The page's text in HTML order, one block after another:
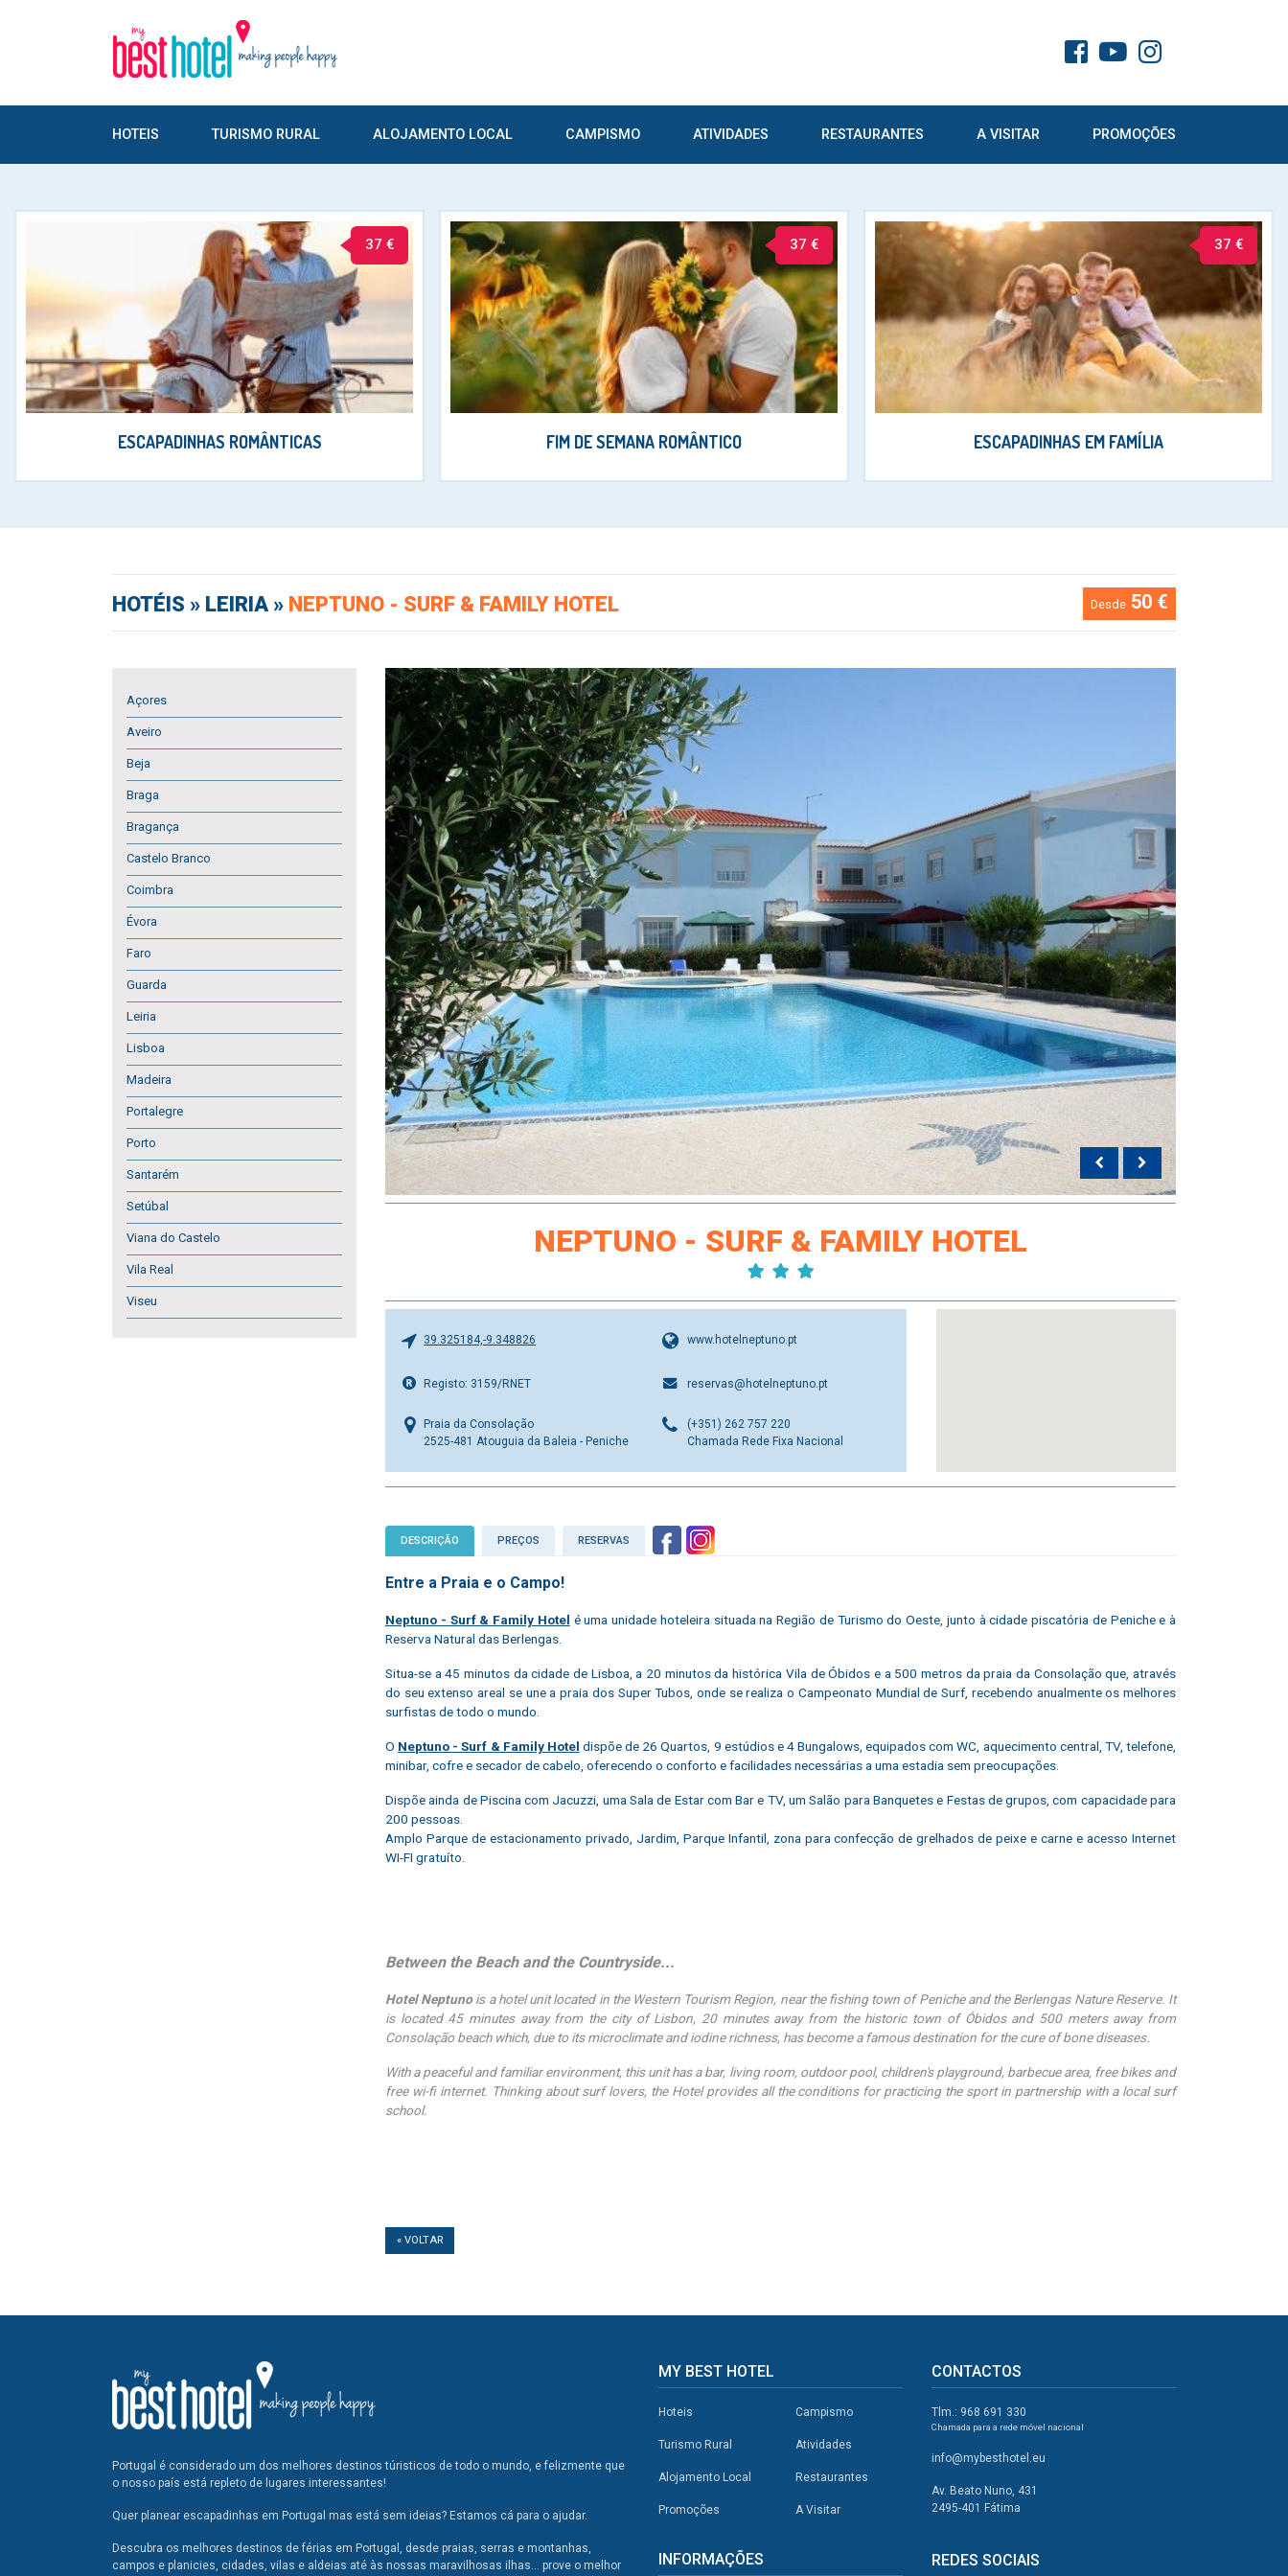
HOTEIS TURISMO RURAL ALOJAMENTO LOCAL CAMPISMO ATIVIDADES RESTAURANTES A VISITAR PROMOÇÕES
37 €
ESCAPADINHAS ROMÂNTICAS
37 €
FIM DE SEMANA ROMÂNTICO
37 €
ESCAPADINHAS EM FAMÍLIA
HOTÉIS » LEIRIA » NEPTUNO - SURF & FAMILY HOTEL Desde 50 €
Açores
Aveiro
Beja
Braga
Bragança
Castelo Branco
Coimbra
Évora
Faro
Guarda
Leiria
Lisboa
Madeira
Portalegre
Porto
Santarém
Setúbal
Viana do Castelo
Vila Real
Viseu
NEPTUNO - SURF & FAMILY HOTEL
39.325184,-9.348826
Registo: 3159/RNET
Praia da Consolação
2525-481 Atouguia da Baleia - Peniche
www.hotelneptuno.pt
reservas@hotelneptuno.pt
(+351) 262 757 220
Chamada Rede Fixa Nacional
DESCRIÇÃO PREÇOS RESERVAS
Entre a Praia e o Campo!
Neptuno - Surf & Family Hotel é uma unidade hoteleira situada na Região de Turismo do Oeste, junto à cidade piscatória de Peniche e à
Reserva Natural das Berlengas.
Situa-se a 45 minutos da cidade de Lisboa, a 20 minutos da histórica Vila de Óbidos e a 500 metros da praia da Consolação que, através
do seu extenso areal se une a praia dos Super Tubos, onde se realiza o Campeonato Mundial de Surf, recebendo anualmente os melhores
surfistas de todo o mundo.
O Neptuno - Surf & Family Hotel dispõe de 26 Quartos, 9 estúdios e 4 Bungalows, equipadoscom WC, aquecimento central, TV, telefone,
minibar, cofre e secador de cabelo, oferecendo o conforto e facilidades necessárias a uma estadia sem preocupações.
Dispõe ainda de Piscina com Jacuzzi, uma Sala de Estar com Bar e TV, um Salão para Banquetes e Festas de grupos, com capacidade para
200 pessoas.
Amplo Parque de estacionamento privado, Jardim, Parque Infantil, zona para confecção de grelhados de peixe e carne e acesso Internet
WI-FI gratuíto.
Between the Beach and the Countryside...
Hotel Neptunois a hotel unit located in the Western Tourism Region, near the fishing town of Peniche and the Berlengas Nature Reserve. It
is located 45 minutes away from the city of Lisbon, 20 minutes away from the historic town of Óbidos and 500 meters away from
Consolação beach which, due to its microclimate and iodine richness, has become a famous destination for the cure of bone diseases.
With a peaceful and familiar environment, this unit has a bar, living room, outdoor pool, children's playground, barbecue area, free bikes and
free wi-fi internet. Thinking about surf lovers, the Hotel provides all the conditions for practicing the sport in partnership with a local surf
school.
« VOLTAR
Portugal é considerado um dos melhores destinos túristicos de todo o mundo, e felizmente que
o nosso país está repleto de lugares interessantes!
Quer planear escapadinhas em Portugal mas está sem ideias? Estamos cá para o ajudar.
Descubra os melhores destinos de férias em Portugal, desde praias, serras e montanhas,
campos e planicies, cidades, vilas e aldeias até às nossas maravilhosas ilhas... prove o melhor
MY BEST HOTEL
Hoteis
Turismo Rural
Alojamento Local
Promoções
Campismo
Atividades
Restaurantes
A Visitar
INFORMAÇÕES
CONTACTOS
Tlm.: 968 691 330
Chamada para a rede móvel nacional
info@mybesthotel.eu
Av. Beato Nuno, 431
2495-401 Fátima
REDES SOCIAIS